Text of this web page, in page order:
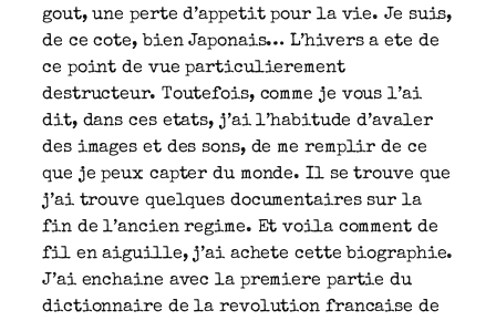
gout, une perte d’appetit pour la vie. Je suis,
de ce cote, bien Japonais… L’hivers a ete de
ce point de vue particulierement
destructeur. Toutefois, comme je vous l’ai
dit, dans ces etats, j’ai l’habitude d’avaler
des images et des sons, de me remplir de ce
que je peux capter du monde. Il se trouve que
j’ai trouve quelques documentaires sur la
fin de l’ancien regime. Et voila comment de
fil en aiguille, j’ai achete cette biographie.
J’ai enchaine avec la premiere partie du
dictionnaire de la revolution francaise de